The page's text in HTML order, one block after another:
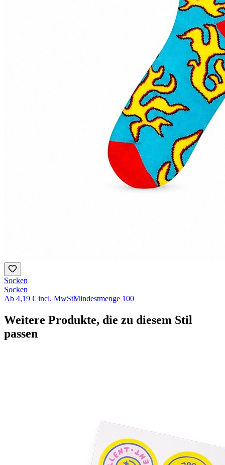
Socken
Socken
Ab 4,19 € incl. MwStMindestmenge 100
Weitere Produkte, die zu diesem Stil
passen